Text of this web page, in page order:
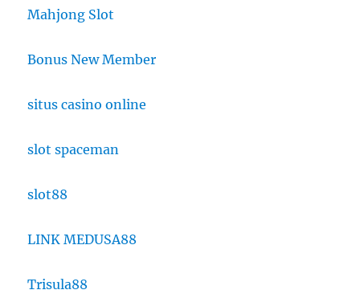
Mahjong Slot
Bonus New Member
situs casino online
slot spaceman
slot88
LINK MEDUSA88
Trisula88